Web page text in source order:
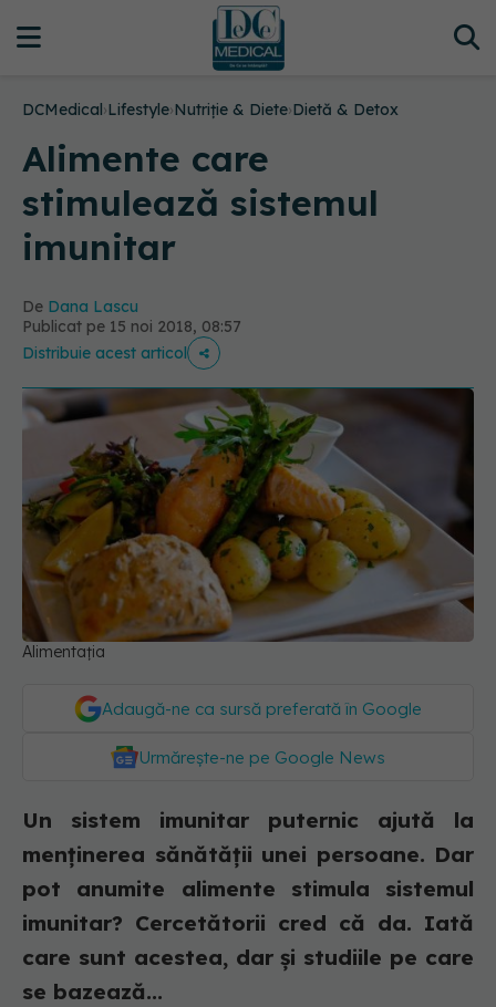
DCMedical›Lifestyle›Nutriție & Diete›Dietă & Detox
Alimente care
stimulează sistemul
imunitar
De Dana Lascu
Publicat pe 15 noi 2018, 08:57
Distribuie acest articol
Alimentația
Adaugă-ne ca sursă preferată în Google
Urmărește-ne pe Google News
Un sistem imunitar puternic ajută la
menținerea sănătății unei persoane. Dar
pot anumite alimente stimula sistemul
imunitar? Cercetătorii cred că da. Iată
care sunt acestea, dar și studiile pe care
se bazează...